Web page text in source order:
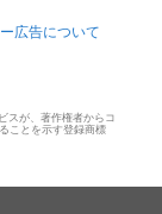
広告について
スが、著作権者からコ
ことを示す登録商標